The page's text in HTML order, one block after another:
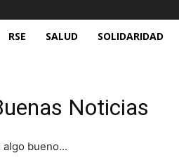
RSE SALUD SOLIDARIDAD
Noticias
algo bueno...